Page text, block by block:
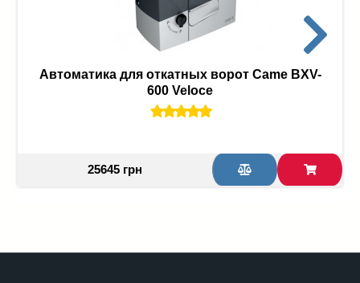
Автоматика для откатных ворот Came BXV-
600 Veloce
25645 грн